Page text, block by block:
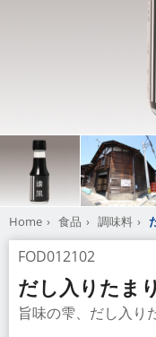
Home 食品 調味料
FOD012102
だし入りたま
旨味の雫、だし入り